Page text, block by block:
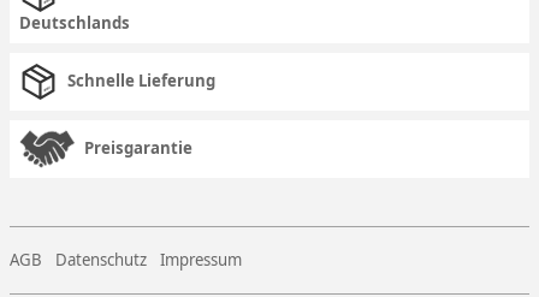
Deutschlands
Schnelle Lieferung
Preisgarantie
AGB Datenschutz Impressum